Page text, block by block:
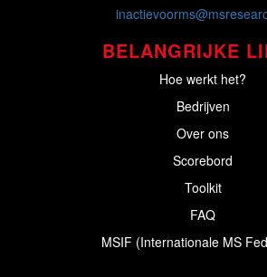
BELANGRIJKE
Hoe werkt het?
Bedrijven
Over ons
Scorebord
Toolkit
FAQ
MSIF (Internationale MS